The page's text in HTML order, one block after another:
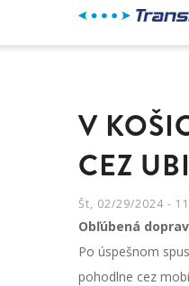
V
CEZ
Št, 02/29/2024 -
Obľúbená
Po úspešnom
pohodlne cez